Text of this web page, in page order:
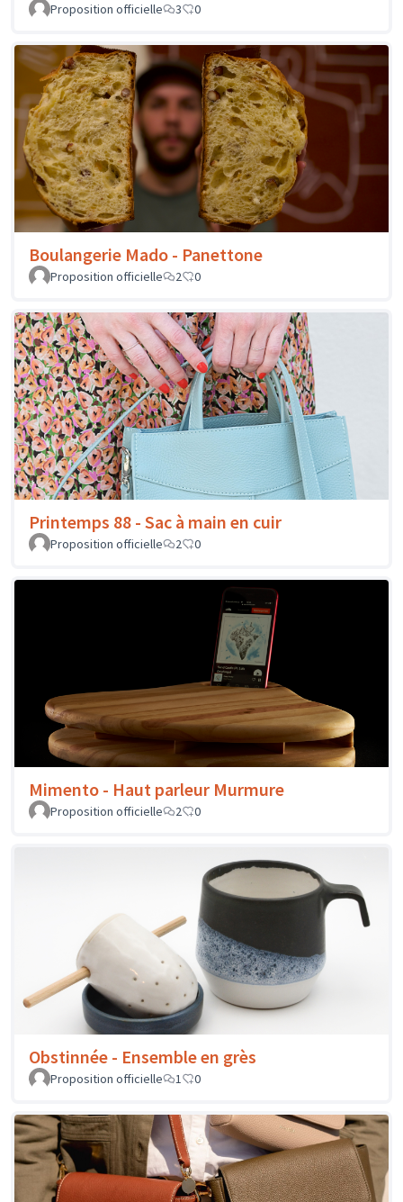
Proposition officielle 3 0
Boulangerie Mado - Panettone
Proposition officielle 2 0
Printemps 88 - Sac à main en cuir
Proposition officielle 2 0
Mimento - Haut parleur Murmure
Proposition officielle 2 0
Obstinnée - Ensemble en grès
Proposition officielle 1 0